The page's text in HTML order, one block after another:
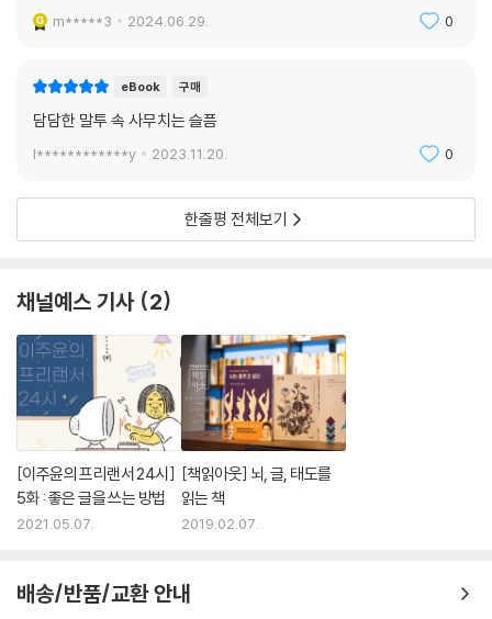
m*****3 2024.06.29. 0
eBook 구매
담담한 말투 속 사무치는 슬픔
l************y 2023.11.20. 0
한줄평 전체보기
채널예스 기사 2
[이주윤의 프리랜서 24시]
5화 : 좋은 글을 쓰는 방법
2021.05.07.
[책읽아웃] 뇌, 글, 태도를
읽는 책
2019.02.07.
배송/반품/교환 안내